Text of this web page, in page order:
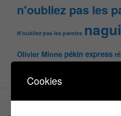
n'oubliez pas les
N'oubliez pas les paroles nagui
Olivier Minne pékin express
Cookies